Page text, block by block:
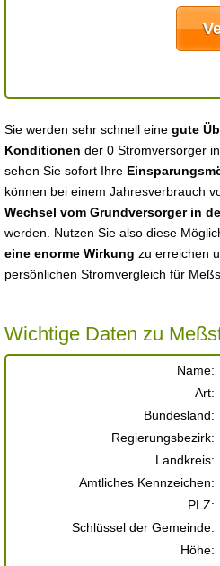
Sie werden sehr schnell eine gute
Konditionen der 0 Stromversorger
sehen Sie sofort Ihre
können bei einem Jahresverbrauch
Wechsel vom Grundversorger in
werden. Nutzen Sie also diese
eine enorme Wirkung zu erreichen
persönlichen Stromvergleich für
Wichtige Daten zu
Name:
Art:
Bundesland:
Regierungsbezirk:
Landkreis:
Amtliches Kennzeichen:
PLZ:
Schlüssel der Gemeinde:
Höhe: